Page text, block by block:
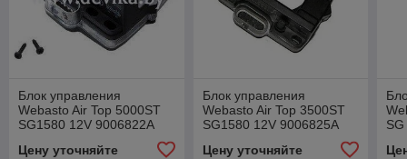
Блок управления
Webasto Air Top 5000ST
SG1580 12V 9006822A
Цену уточняйте
Блок управления
Webasto Air Top 3500ST
SG1580 12V 9006825A
Цену уточняйте